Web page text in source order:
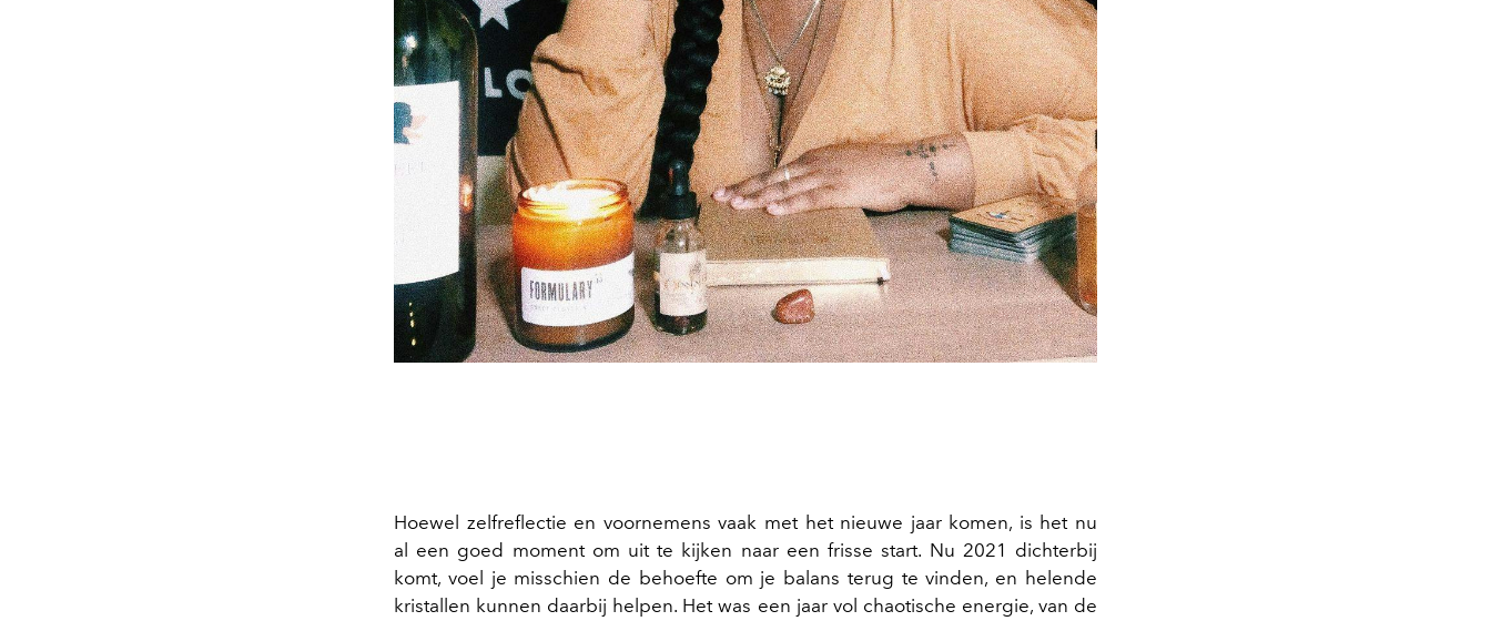
Hoewel zelfreflectie en voornemens vaak met het nieuwe jaar komen, is het nu
al een goed moment om uit te kijken naar een frisse start. Nu 2021 dichterbij
komt, voel je misschien de behoefte om je balans terug te vinden, en helende
kristallen kunnen daarbij helpen. Het was een jaar vol chaotische energie, van de